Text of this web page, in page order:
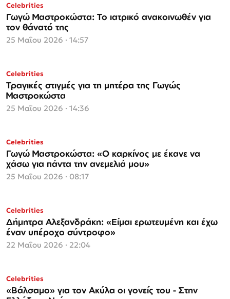
Celebrities
Γωγώ Μαστροκώστα: Το ιατρικό ανακοινωθέν για
τον θάνατό της
25 Μαΐου 2026 · 14:57
Celebrities
Τραγικές στιγμές για τη μητέρα της Γωγώς
Μαστροκώστα
25 Μαΐου 2026 · 14:36
Celebrities
Γωγώ Μαστροκώστα: «Ο καρκίνος με έκανε να
χάσω για πάντα την ανεμελιά μου»
25 Μαΐου 2026 · 08:17
Celebrities
Δήμητρα Αλεξανδράκη: «Είμαι ερωτευμένη και έχω
έναν υπέροχο σύντροφο»
22 Μαΐου 2026 · 22:04
Celebrities
«Βάλσαμο» για τον Ακύλα οι γονείς του - Στην